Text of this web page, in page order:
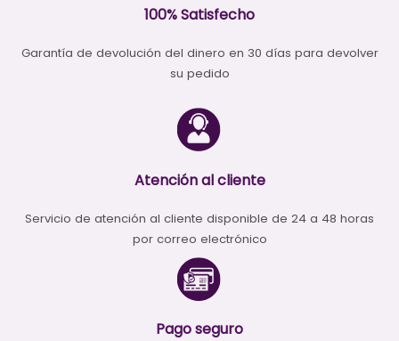
100% Satisfecho
Garantía de devolución del dinero en 30 días para devolver
su pedido
Atención al cliente
Servicio de atención al cliente disponible de 24 a 48 horas
por correo electrónico
Pago seguro